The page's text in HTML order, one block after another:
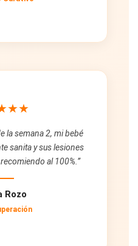
la semana 2, mi bebé
sanita y sus lesiones
al 100%.”
Rozo